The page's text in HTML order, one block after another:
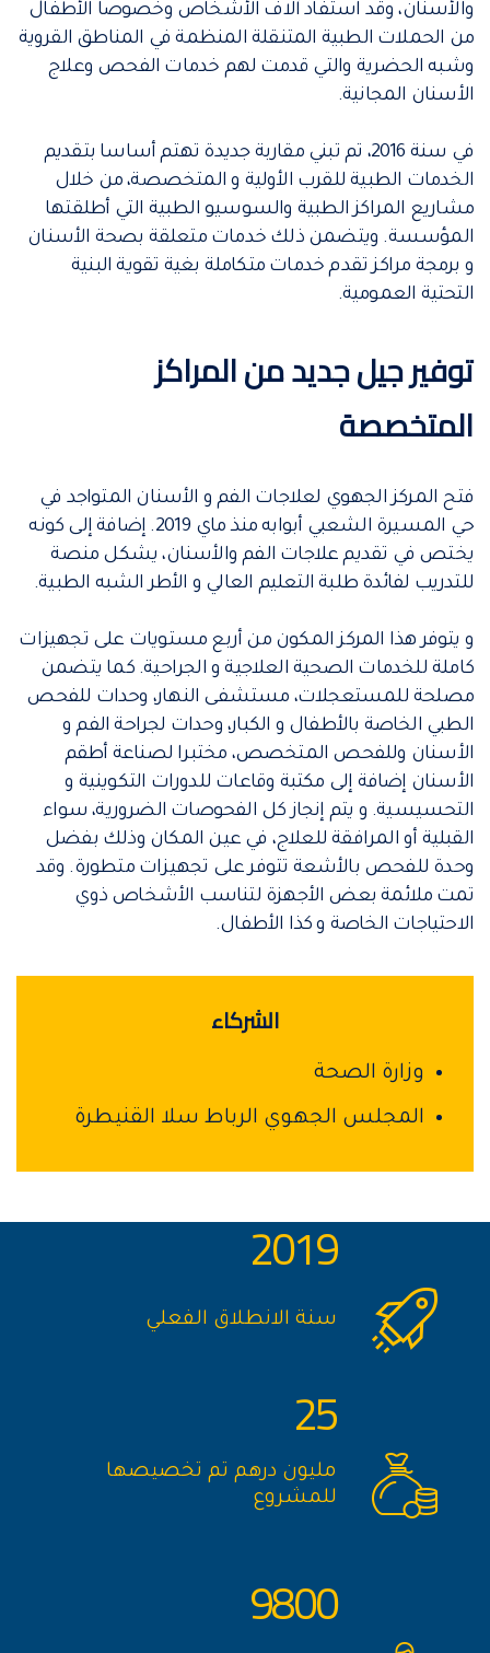
والأسنان، وقد استفاد آلاف الأشخاص وخصوصا الأطفال
من الحملات الطبية المتنقلة المنظمة في المناطق القروية
وشبه الحضرية والتي قدمت لهم خدمات الفحص وعلاج
الأسنان المجانية.
في سنة 2016، تم تبني مقاربة جديدة تهتم أساسا بتقديم
الخدمات الطبية للقرب الأولية و المتخصصة، من خلال
مشاريع المراكز الطبية والسوسيو الطبية التي أطلقتها
المؤسسة. ويتضمن ذلك خدمات متعلقة بصحة الأسنان
و برمجة مراكز تقدم خدمات متكاملة بغية تقوية البنية
التحتية العمومية.
توفير جيل جديد من المراكز
المتخصصة
فتح المركز الجهوي لعلاجات الفم و الأسنان المتواجد في
حي المسيرة الشعبي أبوابه منذ ماي 2019. إضافة إلى كونه
يختص في تقديم علاجات الفم والأسنان، يشكل منصة
للتدريب لفائدة طلبة التعليم العالي و الأطر الشبه الطبية.
و يتوفر هذا المركز المكون من أربع مستويات على تجهيزات
كاملة للخدمات الصحية العلاجية و الجراحية. كما يتضمن
مصلحة للمستعجلات، مستشفى النهار، وحدات للفحص
الطبي الخاصة بالأطفال و الكبار، وحدات لجراحة الفم و
الأسنان وللفحص المتخصص، مختبرا لصناعة أطقم
الأسنان إضافة إلى مكتبة وقاعات للدورات التكوينية و
التحسيسية. و يتم إنجاز كل الفحوصات الضرورية، سواء
القبلية أو المرافقة للعلاج، في عين المكان وذلك بفضل
وحدة للفحص بالأشعة تتوفر على تجهيزات متطورة. وقد
تمت ملائمة بعض الأجهزة لتناسب الأشخاص ذوي
الاحتياجات الخاصة و كذا الأطفال.
الشركاء
وزارة الصحة
المجلس الجهوي الرباط سلا القنيطرة
2019
سنة الانطلاق الفعلي
25
مليون درهم تم تخصيصها
للمشروع
9800